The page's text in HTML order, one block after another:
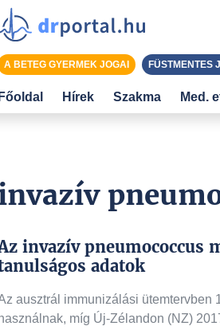
invazív pneumococcus
adatok
ausztrál immunizálási ütemtervben
használnak, míg Új-Zélandon (NZ)
A BETEG GYERMEK JOGAI FÜSTMENTES
Főoldal Hírek Szakma Med.